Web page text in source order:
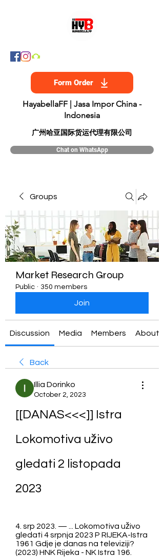
Form Order
HayabellaFF | Jasa Impor China -
Indonesia
​广州哈亚国际货运代理有限公司
Chat on WhatsApp
Groups
Market Research Group
Public · 350 members
Join
Discussion Media Members About
Back
Illia Dorinko
October 2, 2023
[[DANAS<<<]] Istra
Lokomotiva uživo
gledati 2 listopada
2023
4. srp 2023. — ... Lokomotiva uživo
gledati 4 srpnja 2023 P RIJEKA-Istra
1961 Gdje je danas na televiziji?
(2023) HNK Rijeka - NK Istra 196.